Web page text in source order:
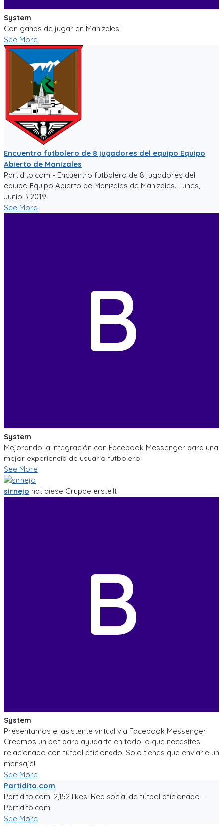
System
Con ganas de jugar en Manizales!
See More
Encuentro futbolero de 8 jugadores del equipo Equipo
Abierto de Manizales
Partidito.com - Encuentro futbolero de 8 jugadores del
equipo Equipo Abierto de Manizales de Manizales. Lunes,
Junio 3 2019
See More
B
System
Mejorando la integración con Facebook Messenger para una
mejor experiencia de usuario futbolero!
See More
sirnejo hat diese Gruppe erstellt
B
System
Presentamos el asistente virtual via Facebook Messenger!
Creamos un bot para ayudarte en todo lo que necesites
relacionado con fútbol aficionado. Solo tienes que enviarle un
mensaje!
See More
Partidito.com
Partidito.com. 2,152 likes. Red social de fútbol aficionado -
Partidito.com
See More